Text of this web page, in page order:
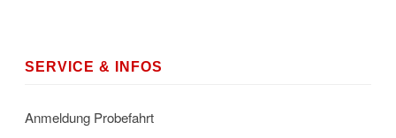
SERVICE & INFOS
Anmeldung Probefahrt